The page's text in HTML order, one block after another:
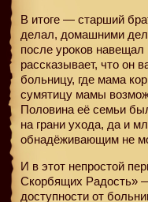
В итоге — старший
делал, домашними
после уроков
рассказывает, что он
больницу, где мама
сумятицу мамы
Половина её семьи
на грани ухода, да и
обнадёживающим не
И в этот непростой
Скорбящих Радость»
доступности от